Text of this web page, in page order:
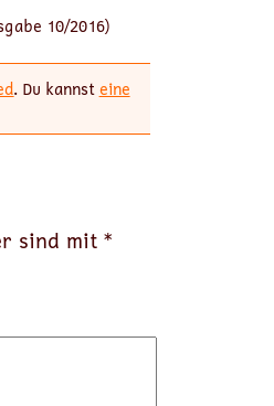
10/2016)
. Du kannsteine
sind mit *